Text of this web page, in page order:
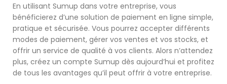
En utilisant Sumup dans votre entreprise, vous
bénéficierez d’une solution de paiement en ligne simple,
pratique et sécurisée. Vous pourrez accepter différents
modes de paiement, gérer vos ventes et vos stocks, et
offrir un service de qualité à vos clients. Alors n’attendez
plus, créez un compte Sumup dès aujourd’hui et profitez
de tous les avantages qu’il peut offrir à votre entreprise.